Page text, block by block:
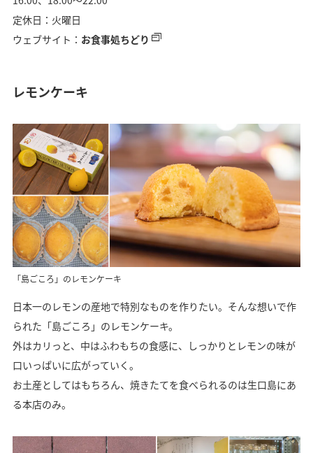
定休日：火曜日
ウェブサイト： お食事処ちどり
レモンケーキ
「島ごころ」のレモンケーキ
日本一のレモンの産地で特別なものを作りたい。そんな想いで作
られた「島ごころ」のレモンケーキ。
外はカリっと、中はふわもちの食感に、しっかりとレモンの味が
口いっぱいに広がっていく。
お土産としてはもちろん、焼きたてを食べられるのは生口島にあ
る本店のみ。